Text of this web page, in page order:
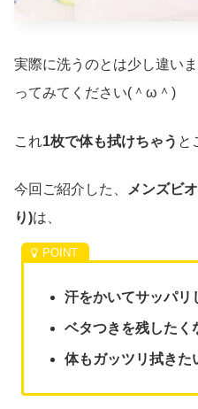
実際に洗うのとは少し違い
ってみてください(＾ω＾)
これ1枚で体も拭けちゃう と
今回ご紹介した、
メンズビ
り)は、
汗をかいてサッパリ
ベタつきを残したく
体もガッツリ拭きた